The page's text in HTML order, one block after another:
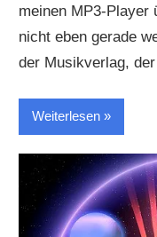
meinen MP3-Player
nicht eben gerade
der Musikverlag,
Weiterlesen